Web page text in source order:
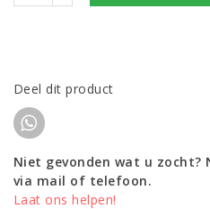
Deel dit product
Niet gevonden wat u zocht?
via mail of telefoon.
Laat ons helpen!